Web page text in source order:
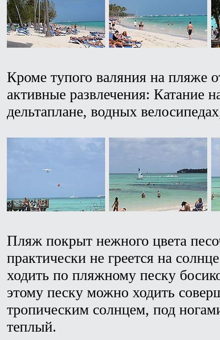
Кроме тупого валяния на пляже
активные развлечения: Катание
дельтаплане, водных
Пляж покрыт нежного цвета
практически не греется на
ходить по пляжному песку
этому песку можно ходить
тропическим солнцем, под
теплый.